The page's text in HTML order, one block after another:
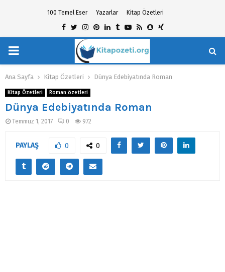
100 Temel Eser Yazarlar Kitap Özetleri
Facebook
TwitterInstagram
Pinterest
Linkedin
TumblrYoutube
RssSnapchat
Xing
PRIMARY
MENU
Ana Sayfa Kitap Özetleri Dünya Edebiyatında Roman
Kitap Özetleri Roman özetleri
Dünya Edebiyatında Roman
Temmuz 1, 2017 0 972
PAYLAŞ 0 0